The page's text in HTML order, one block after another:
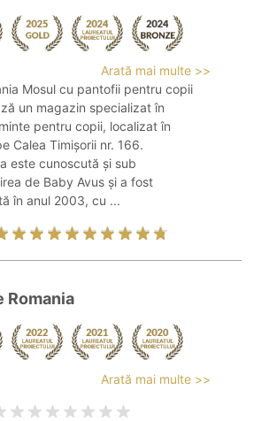
Arată mai multe >>
Mosul cu pantofii pentru copii
un magazin specializat în
pentru copii, localizat în
Calea Timișorii nr. 166.
este cunoscută și sub
de Baby Avus și a fost
în anul 2003, cu ...
Romania
Arată mai multe >>